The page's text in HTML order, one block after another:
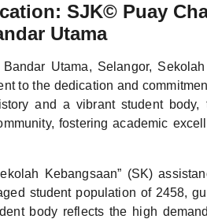
SJK© Puay
Utama
Utama, Selangor,
to the dedication and
and a vibrant student
fostering academic
Kebangsaan” (SK)
student population of 2458,
body reflects the high